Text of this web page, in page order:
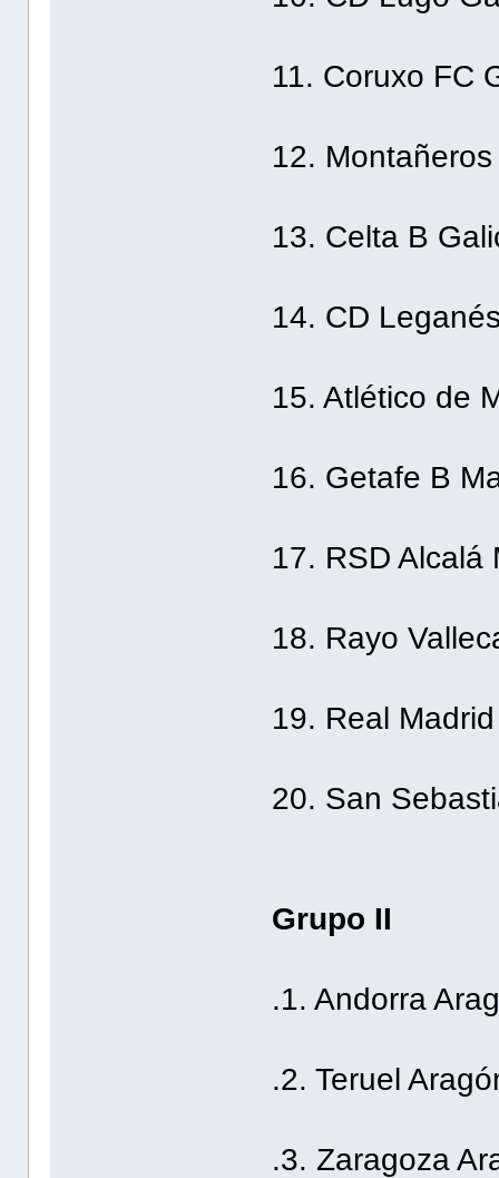
11. Coruxo FC
12.
13. Celta B
14. CD
15. Atlético de
16. Getafe B
17. RSD Alcalá
18. Rayo
19. Real
20. San
Grupo II
.1. Andorra
.2. Teruel
.3. Zaragoza